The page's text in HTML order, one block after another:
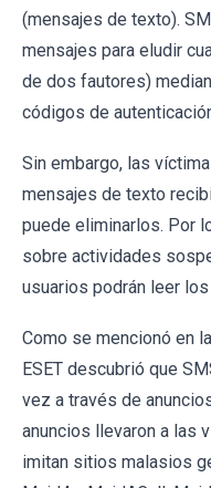
(mensajes de texto).
mensajes para eludir
de dos fautores)
códigos de
Sin embargo, las
mensajes de texto
puede eliminarlos. Por
sobre actividades
usuarios podrán leer los
Como se mencionó en
ESET descubrió que
vez a través de
anuncios llevaron a las
imitan sitios malasios